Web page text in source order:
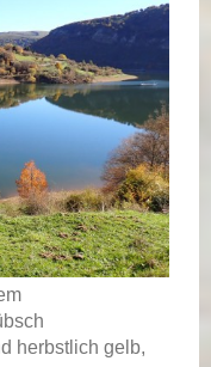
herbstlich gelb,